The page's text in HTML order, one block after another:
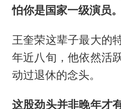
怕你是国家一级演员。
王奎荣这辈子最大的
年近八旬，他依然活
动过退休的念头。
这股劲头并非晚年才